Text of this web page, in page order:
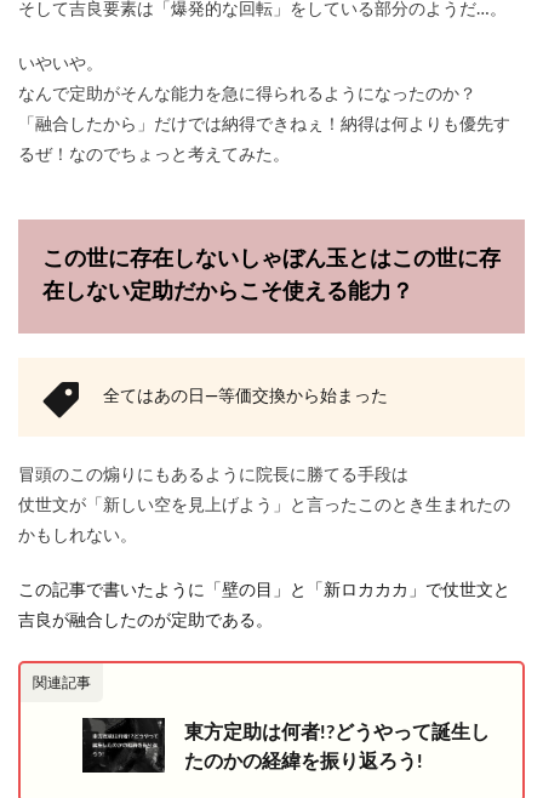
そして吉良要素は「爆発的な回転」をしている部分のようだ…。
いやいや。
なんで定助がそんな能力を急に得られるようになったのか？
「融合したから」だけでは納得できねぇ！納得は何よりも優先す
るぜ！なのでちょっと考えてみた。
この世に存在しないしゃぼん玉とはこの世に存
在しない定助だからこそ使える能力？
全てはあの日―等価交換から始まった
冒頭のこの煽りにもあるように院長に勝てる手段は
仗世文が「新しい空を見上げよう」と言ったこのとき生まれたの
かもしれない。
この記事で書いたように「壁の目」と「新ロカカカ」で仗世文と
吉良が融合したのが定助である。
関連記事
東方定助は何者!?どうやって誕生し
たのかの経緯を振り返ろう!